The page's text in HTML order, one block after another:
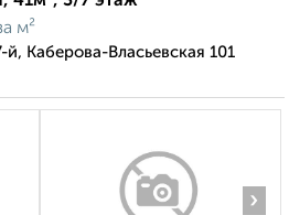
м²
Каберова-Власьевская 101
›